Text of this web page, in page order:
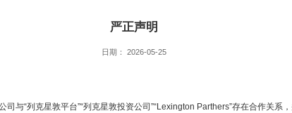
严正声明
日期： 2026-05-25
与“列克星敦平台”“列克星敦投资公司”“Lexington Parthers”存在合作关系